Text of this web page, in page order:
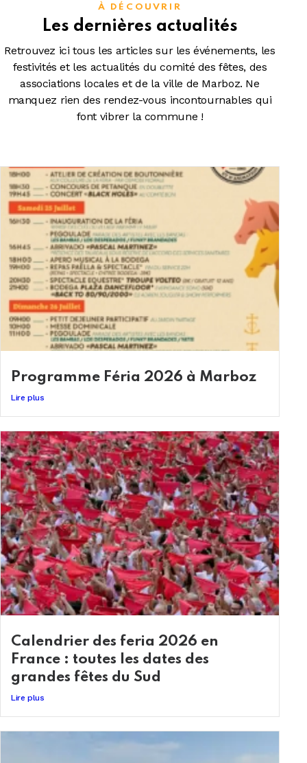
À DÉCOUVRIR
Les dernières actualités
Retrouvez ici tous les articles sur les événements, les
festivités et les actualités du comité des fêtes, des
associations locales et de la ville de Marboz. Ne
manquez rien des rendez-vous incontournables qui
font vibrer la commune !
Programme Féria 2026 à Marboz
Lire plus
Calendrier des feria 2026 en
France : toutes les dates des
grandes fêtes du Sud
Lire plus